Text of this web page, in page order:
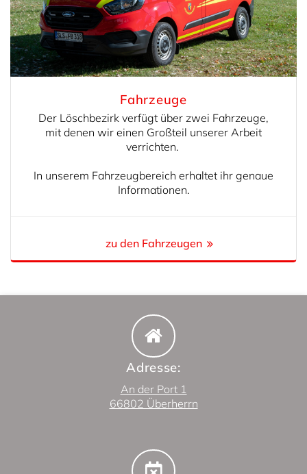
Fahrzeuge
Der Löschbezirk verfügt über zwei Fahrzeuge,
mit denen wir einen Großteil unserer Arbeit
verrichten.
In unserem Fahrzeugbereich erhaltet ihr genaue
Informationen.
zu den Fahrzeugen
Adresse:
An der Port 1
66802 Überherrn